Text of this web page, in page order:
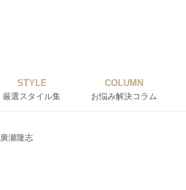
STYLE
厳選スタイル集
COLUMN
お悩み解決コラム
廣瀬隆志